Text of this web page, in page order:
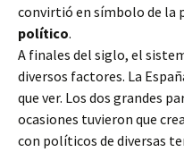
convirtió en símbolo de la
político.
A finales del siglo, el
diversos factores. La
que ver. Los dos grandes
ocasiones tuvieron que
con políticos de diversas